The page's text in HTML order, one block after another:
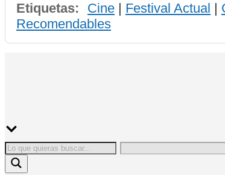
Etiquetas: Cine | Festival Actual |
Recomendables